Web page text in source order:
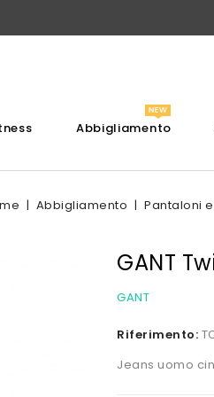
Abbigliamento
Abbigliamento Pantaloni
GANT
GANT
Riferimento:
Jeans uomo